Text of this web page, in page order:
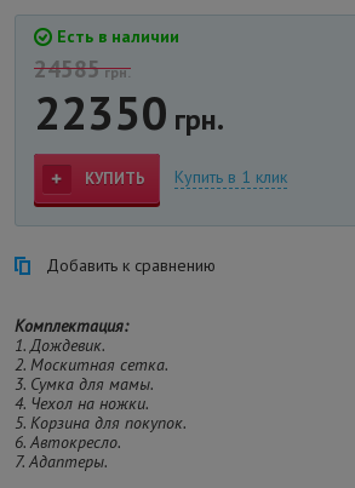
Есть в наличии
24585грн.
22350 грн.
КУПИТЬ Купить в 1 клик
Добавить к сравнению
Комплектация:
1. Дождевик.
2. Москитная сетка.
3. Сумка для мамы.
4. Чехол на ножки.
5. Корзина для покупок.
6. Автокресло.
7. Адаптеры.